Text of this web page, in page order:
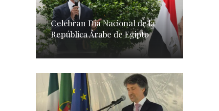
Celebran Día Nacional de la
República Árabe de Egipto